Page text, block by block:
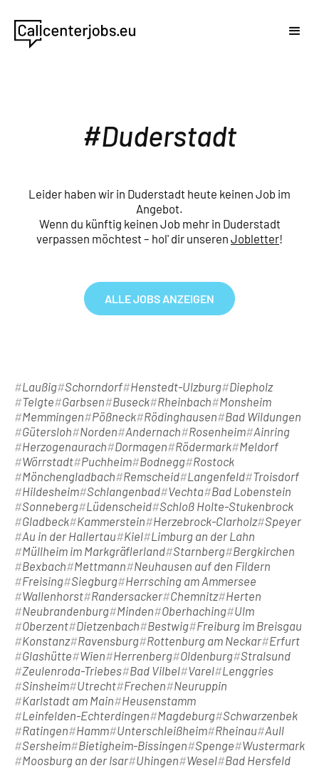
Duderstadt
Leider haben wir in Duderstadt heute keinen Job im
Angebot.
Wenn du künftig keinen Job mehr in Duderstadt
verpassen möchtest – hol' dir unseren Jobletter!
ALLE JOBS ANZEIGEN
Laußig Schorndorf Henstedt-Ulzburg Diepholz
Telgte
Garbsen Buseck Rheinbach
Monsheim
Memmingen
Pößneck Rödinghausen
Bad Wildungen
Gütersloh
Norden Andernach Rosenheim Ainring
Herzogenaurach
Dormagen Rödermark Meldorf
Wörrstadt Puchheim Bodnegg Rostock
Mönchengladbach
Remscheid Langenfeld Troisdorf
Hildesheim Schlangenbad Vechta Bad Lobenstein
Sonneberg Lüdenscheid Schloß Holte-Stukenbrock
Gladbeck Kammerstein Herzebrock-Clarholz Speyer
Au in der Hallertau
Kiel Limburg an der Lahn
Müllheim im Markgräflerland Starnberg Bergkirchen
Bexbach
Mettmann
Neuhausen auf den Fildern
Freising Siegburg Herrsching am Ammersee
Wallenhorst Randersacker Chemnitz Herten
Neubrandenburg Minden Oberhaching Ulm
Oberzent Dietzenbach Bestwig Freiburg im Breisgau
Konstanz Ravensburg Rottenburg am Neckar Erfurt
Glashütte
Wien Herrenberg Oldenburg Stralsund
Zeulenroda-Triebes Bad Vilbel Varel Lenggries
Sinsheim Utrecht Frechen
Neuruppin
Karlstadt am Main
Heusenstamm
Leinfelden-Echterdingen
Magdeburg Schwarzenbek
Ratingen
Hamm Unterschleißheim Rheinau Aull
Sersheim Bietigheim-Bissingen Spenge
Wustermark
Moosburg an der Isar Uhingen Wesel Bad Hersfeld